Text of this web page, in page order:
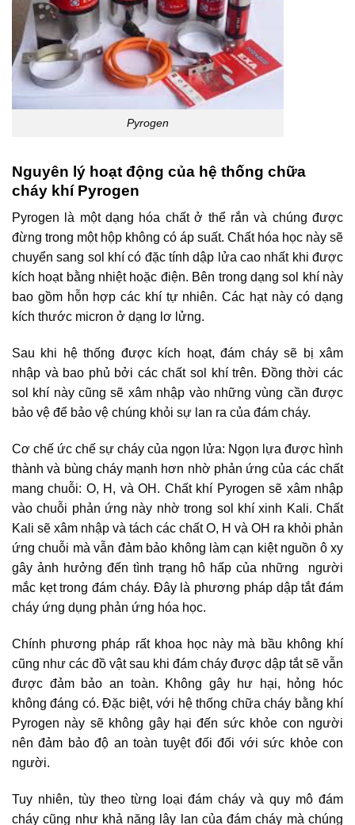
Pyrogen
Nguyên lý hoạt động của hệ thống chữa
cháy khí Pyrogen
Pyrogen là một dạng hóa chất ở thể rắn và chúng được
đừng trong một hộp không có áp suất. Chất hóa học này sẽ
chuyển sang sol khí có đặc tính dập lửa cao nhất khi được
kích hoạt bằng nhiệt hoặc điện. Bên trong dạng sol khí này
bao gồm hỗn hợp các khí tự nhiên. Các hạt này có dạng
kích thước micron ở dạng lơ lửng.
Sau khi hệ thống được kích hoạt, đám cháy sẽ bị xâm
nhập và bao phủ bởi các chất sol khí trên. Đồng thời các
sol khí này cũng sẽ xâm nhập vào những vùng cần được
bảo vệ để bảo vệ chúng khỏi sự lan ra của đám cháy.
Cơ chế ức chế sự cháy của ngọn lửa: Ngọn lựa được hình
thành và bùng cháy mạnh hơn nhờ phản ứng của các chất
mang chuỗi: O, H, và OH. Chất khí Pyrogen sẽ xâm nhập
vào chuỗi phản ứng này nhờ trong sol khí xinh Kali. Chất
Kali sẽ xâm nhập và tách các chất O, H và OH ra khỏi phản
ứng chuỗi mà vẫn đảm bảo không làm cạn kiệt nguồn ô xy
gây ảnh hưởng đến tình trạng hô hấp của những người
mắc kẹt trong đám cháy. Đây là phương pháp dập tắt đám
cháy ứng dụng phản ứng hóa học.
Chính phương pháp rất khoa học này mà bầu không khí
cũng như các đồ vật sau khi đám cháy được dập tắt sẽ vẫn
được đảm bảo an toàn. Không gây hư hại, hỏng hóc
không đáng có. Đặc biệt, với hệ thống chữa cháy bằng khí
Pyrogen này sẽ không gây hại đến sức khỏe con người
nên đảm bảo độ an toàn tuyệt đối đối với sức khỏe con
người.
Tuy nhiên, tùy theo từng loại đám cháy và quy mô đám
cháy cũng như khả năng lây lan của đám cháy mà chúng